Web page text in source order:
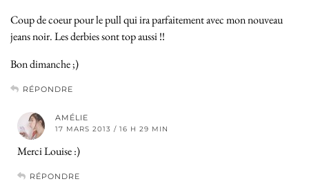
Coup de coeur pour le pull qui ira parfaitement avec mon nouveau
jeans noir. Les derbies sont top aussi !!
Bon dimanche ;)
RÉPONDRE
AMÉLIE
17 MARS 2013 / 16 H 29 MIN
Merci Louise :)
RÉPONDRE